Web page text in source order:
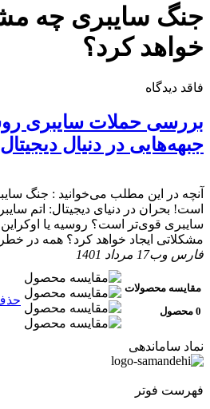
جنگ سایبری چه
خواهد کرد؟
فاقد دیدگاه
بررسی حملات سایبری
جبهه‌هایی در دنیال
آنچه در این مطلب می‌خوانید : جنگ
است! بحران در دنیای دیجیتال: اتم
سایبری قوی‌تر است؟ روسیه یا
مشکلاتی ایجاد خواهد کرد؟ همه در
فارس وب17 مرداد 1401
مقایسه محصولات
0 محصول
نماد ساماندهی
فهرست فوتر